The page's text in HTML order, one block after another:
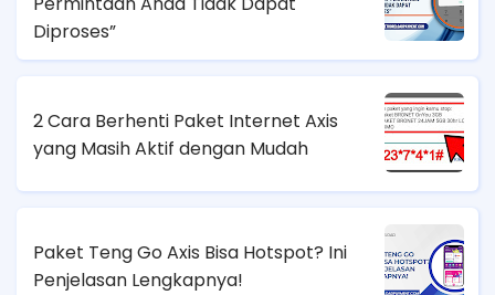
Diproses”
2 Cara Berhenti Paket Internet Axis
yang Masih Aktif dengan Mudah
Paket Teng Go Axis Bisa Hotspot? Ini
Penjelasan Lengkapnya!